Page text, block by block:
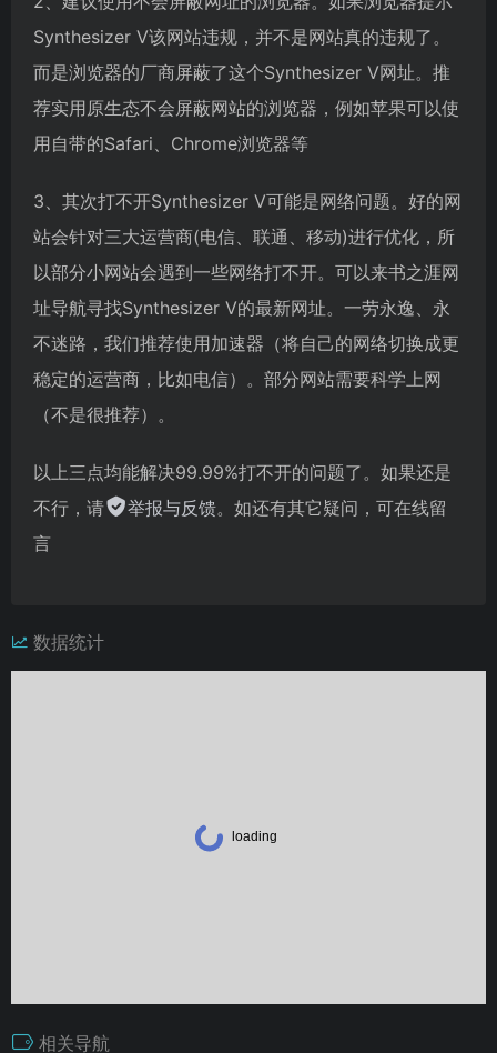
Synthesizer V该网站违规，并不是网站真的违规了。
而是浏览器的厂商屏蔽了这个Synthesizer V网址。推
荐实用原生态不会屏蔽网站的浏览器，例如苹果可以使
用自带的Safari、Chrome浏览器等
3、其次打不开Synthesizer V可能是网络问题。好的网
站会针对三大运营商(电信、联通、移动)进行优化，所
以部分小网站会遇到一些网络打不开。可以来书之涯网
址导航寻找Synthesizer V的最新网址。一劳永逸、永
不迷路，我们推荐使用加速器（将自己的网络切换成更
稳定的运营商，比如电信）。部分网站需要科学上网
（不是很推荐）。
以上三点均能解决99.99%打不开的问题了。如果还是
不行，请
举报与反馈。如还有其它疑问，可在线留
言
数据统计
相关导航